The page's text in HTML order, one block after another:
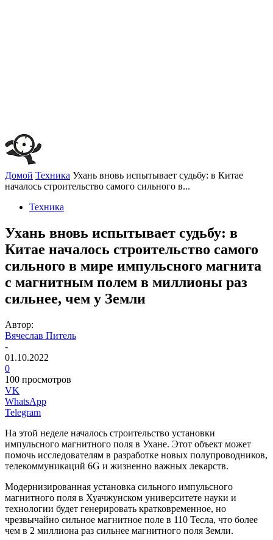
Домой Техника Ухань вновь испытывает судьбу: в Китае
началось строительство самого сильного в...
Техника
Ухань вновь испытывает судьбу: в
Китае началось строительство самого
сильного в мире импульсного магнита
с магнитным полем в миллионы раз
сильнее, чем у Земли
Автор:
Вячеслав Питель
-
01.10.2022
0
100 просмотров
VK
WhatsApp
Telegram
На этой неделе началось строительство установки
импульсного магнитного поля в Ухане. Этот объект может
помочь исследователям в разработке новых полупроводников,
телекоммуникаций 6G и жизненно важных лекарств.
Модернизированная установка сильного импульсного
магнитного поля в Хуачжунском университете науки и
технологии будет генерировать кратковременное, но
чрезвычайно сильное магнитное поле в 110 Тесла, что более
чем в 2 миллиона раз сильнее магнитного поля Земли.